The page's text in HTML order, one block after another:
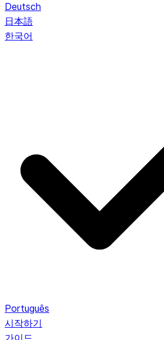
Deutsch
日本語
한국어
Português
시작하기
가이드